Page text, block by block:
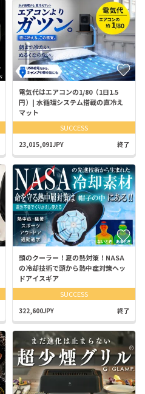
電気代はエアコンの1/80（1日1.5
円）| 水循環システム搭載の直冷え
マット
SUCCESS
23,015,091JPY 終了
頭のクーラー！夏の熱対策！NASA
の冷却技術で頭から熱中症対策ヘッ
ドアイスギア
SUCCESS
322,600JPY 終了